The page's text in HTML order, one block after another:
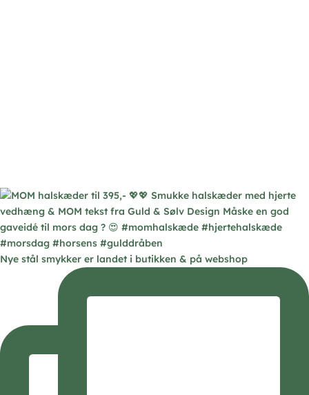
Nye stål smykker er landet i butikken & på webshop